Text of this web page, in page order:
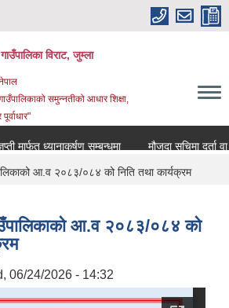
विराट, जुम्ला
समुन्नतीको आधार शिक्षा,
ध्यानाकर्षण सम्बन्धमा
मौजुदा सुचिमा दर्ता वा
आ.व २०८३/०८४ को निति तथा कार्यक्रम
आ.व २०८३/०८४ को
06/24/2026 - 14:32